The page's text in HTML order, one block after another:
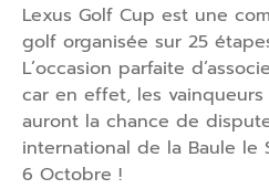
Lexus Golf Cup est une
golf organisée sur 25
L’occasion parfaite
car en effet, les
auront la chance de
international de la Baule le
6 Octobre !